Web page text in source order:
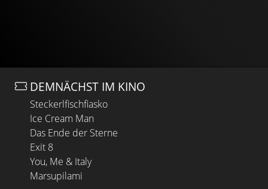
DEMNÄCHST IM KINO
Steckerlfischfiasko
Ice Cream Man
Das Ende der Sterne
Exit 8
You, Me & Italy
Marsupilami